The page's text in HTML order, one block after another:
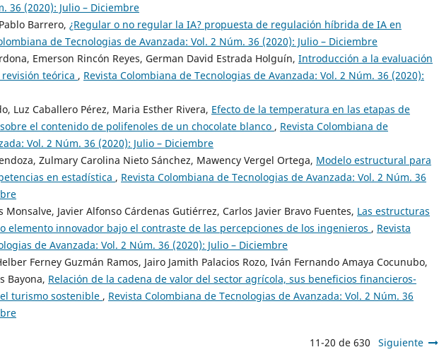
36 (2020): Julio – Diciembre
Barrero, ¿Regular o no regular la IA? propuesta de regulación híbrida de IA en
de Tecnologias de Avanzada: Vol. 2 Núm. 36 (2020): Julio – Diciembre
Emerson Rincón Reyes, German David Estrada Holguín, Introducción a la evaluación
teórica , Revista Colombiana de Tecnologias de Avanzada: Vol. 2 Núm. 36 (2020):
Luz Caballero Pérez, Maria Esther Rivera, Efecto de la temperatura en las etapas de
el contenido de polifenoles de un chocolate blanco , Revista Colombiana de
Vol. 2 Núm. 36 (2020): Julio – Diciembre
Zulmary Carolina Nieto Sánchez, Mawency Vergel Ortega, Modelo estructural para
en estadística , Revista Colombiana de Tecnologias de Avanzada: Vol. 2 Núm. 36
Monsalve, Javier Alfonso Cárdenas Gutiérrez, Carlos Javier Bravo Fuentes, Las estructuras
elemento innovador bajo el contraste de las percepciones de los ingenieros , Revista
de Avanzada: Vol. 2 Núm. 36 (2020): Julio – Diciembre
Ferney Guzmán Ramos, Jairo Jamith Palacios Rozo, Iván Fernando Amaya Cocunubo,
Bayona, Relación de la cadena de valor del sector agrícola, sus beneficios financieros-
turismo sostenible , Revista Colombiana de Tecnologias de Avanzada: Vol. 2 Núm. 36
11-20 de 630 Siguiente